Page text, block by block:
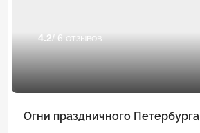
4.2/ 6 отзывов
Огни праздничного Петербурга